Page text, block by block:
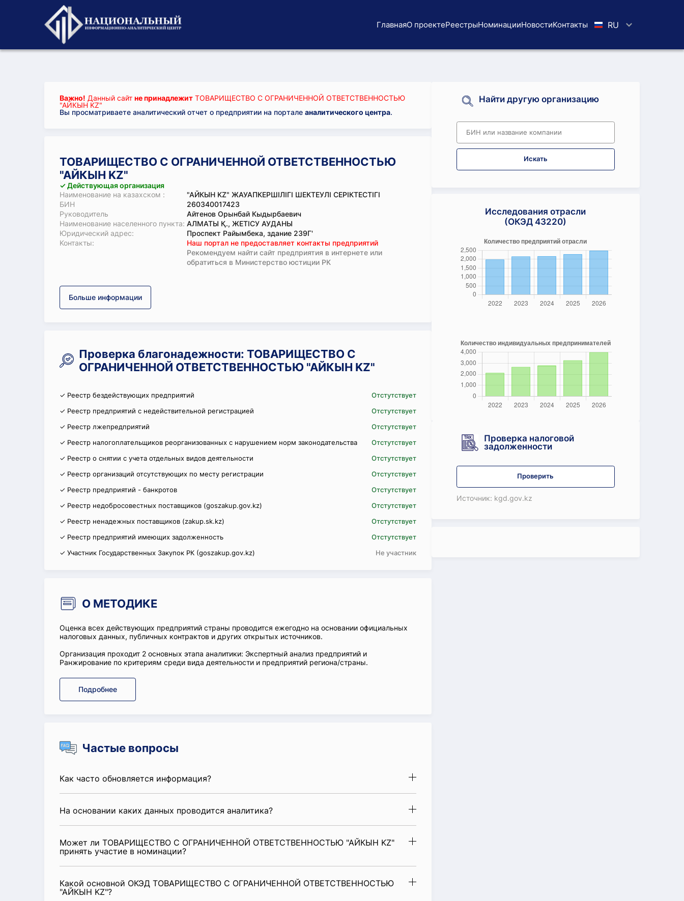
ГлавнаяО проектеРеестрыНоминацииНовостиKoнтaкты RU
Важно! Данный сайт не принадлежит ТОВАРИЩЕСТВО С ОГРАНИЧЕННОЙ ОТВЕТСТВЕННОСТЬЮ
"АЙКЫН KZ"
Вы просматриваете аналитический отчет о предприятии на портале аналитического центра.
ТОВАРИЩЕСТВО С ОГРАНИЧЕННОЙ ОТВЕТСТВЕННОСТЬЮ
"АЙКЫН KZ"
✓ Действующая организация
Наименование на казахском :
"АЙКЫН KZ" ЖАУАПКЕРШІЛІГІ ШЕКТЕУЛІ СЕРІКТЕСТІГІ
БИН
260340017423
Руководитель
Айтенов Орынбай Кыдырбаевич
Наименование населенного пункта: АЛМАТЫ Қ., ЖЕТІСУ АУДАНЫ
Юридический адрес:
Проспект Райымбека, здание 239Г'
Koнтaкты:
Наш портал не предоставляет контакты предприятий
Рекомендуем найти сайт предприятия в интернете или
обратиться в Министерство юстиции РК
Больше информации
Проверка благонадежности: ТОВАРИЩЕСТВО С
ОГРАНИЧЕННОЙ ОТВЕТСТВЕННОСТЬЮ "АЙКЫН KZ"
✓ Реестр бездействующих предприятий
Отстутствует
✓ Реестр предприятий с недействительной регистрацией
Отстутствует
✓ Реестр лжепредприятий
Отстутствует
✓ Реестр налогоплательщиков реорганизованных с нарушением норм законодательства
Отстутствует
✓ Реестр о снятии с учета отдельных видов деятельности
Отстутствует
✓ Реестр организаций отсутствующих по месту регистрации
Отстутствует
✓ Реестр предприятий - банкротов
Отстутствует
✓ Реестр недобросовестных поставщиков (goszakup.gov.kz)
Отстутствует
✓ Реестр ненадежных поставщиков (zakup.sk.kz)
Отстутствует
✓ Реестр предприятий имеющих задолженность
Отстутствует
✓ Участник Государственных Закупок РК (goszakup.gov.kz)
Не участник
О МЕТОДИКЕ
Оценка всех действующих предприятий страны проводится ежегодно на основании официальных
налоговых данных, публичных контрактов и других открытых источников.
Организация проходит 2 основных этапа аналитики: Экспертный анализ предприятий и
Ранжирование по критериям среди вида деятельности и предприятий региона/страны.
Подробнее
Частые вопросы
Как часто обновляется информация?
На основании каких данных проводится аналитика?
Может ли ТОВАРИЩЕСТВО С ОГРАНИЧЕННОЙ ОТВЕТСТВЕННОСТЬЮ "АЙКЫН KZ"
принять участие в номинации?
Какой основной ОКЭД ТОВАРИЩЕСТВО С ОГРАНИЧЕННОЙ ОТВЕТСТВЕННОСТЬЮ
"АЙКЫН KZ"?
Найти другую организацию
Искать
Исследования отрасли
(ОКЭД 43220)
Проверка налоговой
задолженности
Проверить
Источник: kgd.gov.kz